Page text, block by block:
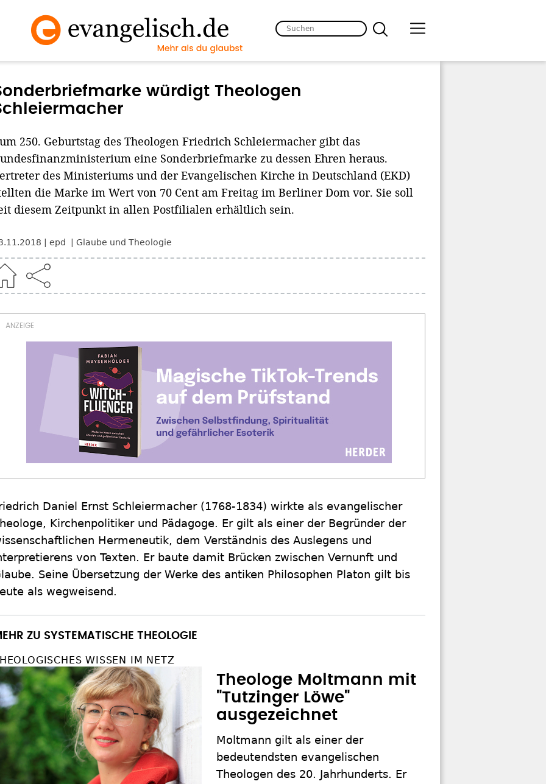
würdigt Theologen
250. Geburtstag des Theologen Friedrich Schleiermacher gibt das
eine Sonderbriefmarke zu dessen Ehren heraus.
des Ministeriums und der Evangelischen Kirche in Deutschland (EKD)
die Marke im Wert von 70 Cent am Freitag im Berliner Dom vor. Sie soll
diesem Zeitpunkt in allen Postfilialen erhältlich sein.
epd Glaube und Theologie
Daniel Ernst Schleiermacher (1768-1834) wirkte als evangelischer
Kirchenpolitiker und Pädagoge. Er gilt als einer der Begründer der
Hermeneutik, dem Verständnis des Auslegens und
von Texten. Er baute damit Brücken zwischen Vernunft und
Seine Übersetzung der Werke des antiken Philosophen Platon gilt bis
als wegweisend.
ZU SYSTEMATISCHE THEOLOGIE
WISSEN IM NETZ
Theologe Moltmann mit
"Tutzinger Löwe"
ausgezeichnet
Moltmann gilt als einer der
bedeutendsten evangelischen
Theologen des 20. Jahrhunderts. Er